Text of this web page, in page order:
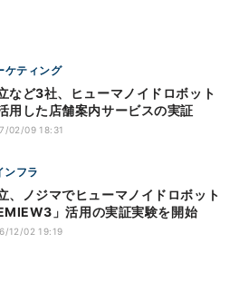
ケティング
など3社、ヒューマノイドロボット
用した店舗案内サービスの実証
02/09 18:31
ンフラ
、ノジマでヒューマノイドロボット
EMIEW3」活用の実証実験を開始
12/02 19:19